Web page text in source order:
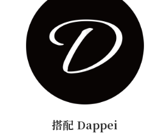
搭配 Dappei